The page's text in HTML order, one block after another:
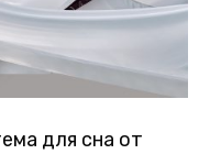
для сна от